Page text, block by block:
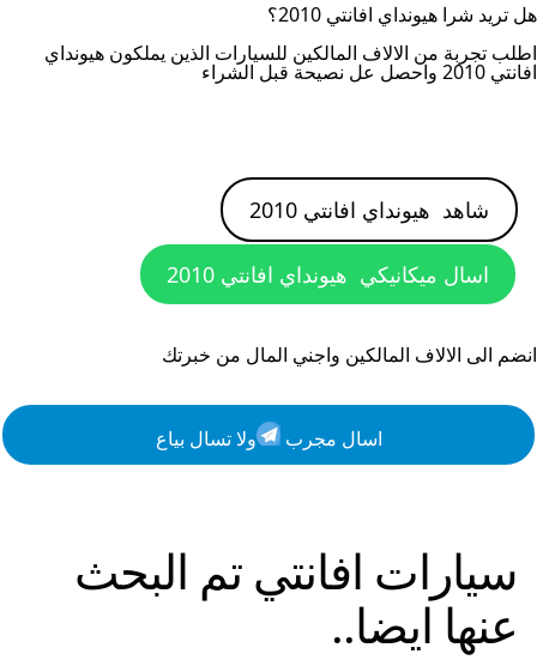
هل تريد شرا هيونداي افانتي 2010
؟
اطلب تجربة من الالاف المالكين للسيارات الذين يملكون هيونداي
افانتي 2010 واحصل عل نصيحة قبل الشراء
شاهد هيونداي افانتي 2010
اسال ميكانيكي هيونداي افانتي 2010
انضم الى الالاف المالكين واجني المال من خبرتك
اسال مجرب ولا تسال بياع
سيارات افانتي تم البحث
عنها ايضا..